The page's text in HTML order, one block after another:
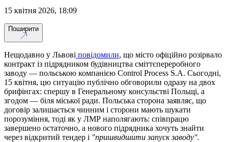
15 квітня 2026, 18:09
Поширити
Нещодавно у Львові повідомили, що місто офіційно розірвало
контракт із підрядником будівництва сміттєпереробного
заводу — польською компанією Control Process S.A. Сьогодні,
15 квітня, цю ситуацію публічно обговорили одразу на двох
брифінгах: спершу в Генеральному консульстві Польщі, а
згодом — біля міської ради. Польська сторона заявляє, що
договір залишається чинним і сторони мають шукати
порозуміння, тоді як у ЛМР наполягають: співпрацю
завершено остаточно, а нового підрядника хочуть знайти
через відкритий тендер і "пришвидшити запуск заводу".